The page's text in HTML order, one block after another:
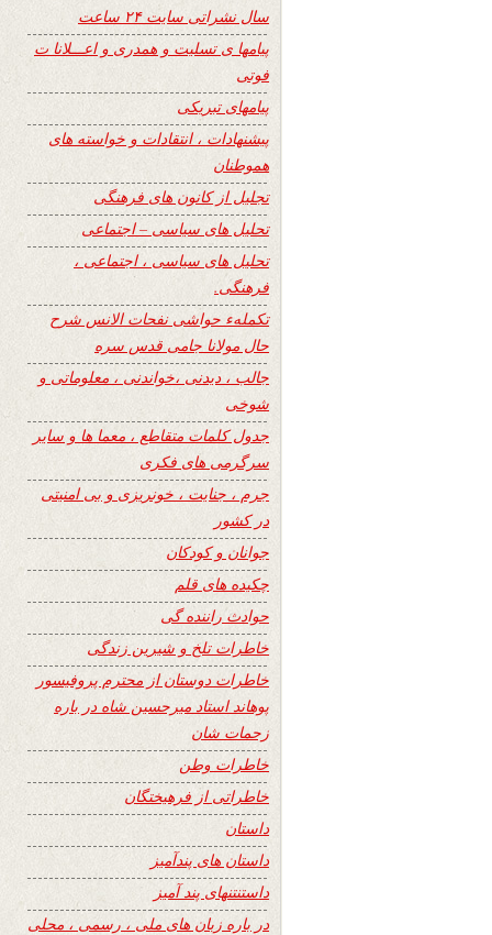
سال نشراتی سایت ۲۴ ساعت
پیامها ی تسلیت و همدری و اعـــلانا ت
فوتی
پیامهای تبریکی
پیشنهادات ، انتقادات و خواسته های
هموطنان
تجلیل از کانون های فرهنگی
تحلیل های سیاسی – اجتماعی
تحلیل های سیاسی ، اجتماعی ،
فرهنگی.
تکملهء حواشی نفحات الانس شرح
حال مولانا جامی قدس سره
جالب ، دیدنی ،خواندنی ، معلوماتی و
شوخی
جدول کلمات متقاطع ، معما ها و سایر
سرگرمی های فکری
جرم ، جنایت ، خونریزی و بی امنیتی
در کشور
جوانان و کودکان
چکیده های قلم
حوادث راننده گی
خاطرات تلخ و شیرین زندگی
خاطرات دوستان از محترم پروفیسور
پوهاند استاد میرحسین شاه در باره
زحمات شان
خاطرات وطن
خاطراتی از فرهیختگان
داستان
داستان های پندآمیز
داستنتنهای پند آمیز
در باره زبان های ملی ، رسمی ، محلی